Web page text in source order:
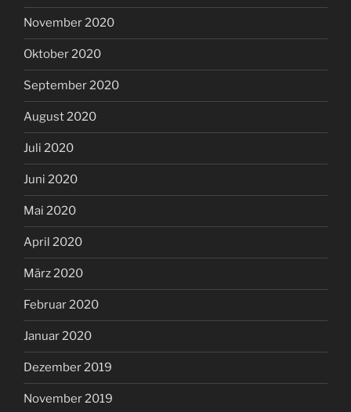
November 2020
Oktober 2020
September 2020
August 2020
Juli 2020
Juni 2020
Mai 2020
April 2020
März 2020
Februar 2020
Januar 2020
Dezember 2019
November 2019